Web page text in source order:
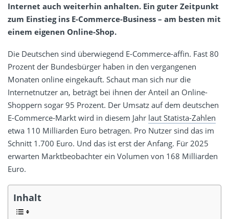
Internet auch weiterhin anhalten. Ein guter Zeitpunkt
zum Einstieg ins E-Commerce-Business – am besten mit
einem eigenen Online-Shop.
Die Deutschen sind überwiegend E-Commerce-affin. Fast 80
Prozent der Bundesbürger haben in den vergangenen
Monaten online eingekauft. Schaut man sich nur die
Internetnutzer an, beträgt bei ihnen der Anteil an Online-
Shoppern sogar 95 Prozent. Der Umsatz auf dem deutschen
E-Commerce-Markt wird in diesem Jahr laut Statista-Zahlen
etwa 110 Milliarden Euro betragen. Pro Nutzer sind das im
Schnitt 1.700 Euro. Und das ist erst der Anfang. Für 2025
erwarten Marktbeobachter ein Volumen von 168 Milliarden
Euro.
Inhalt